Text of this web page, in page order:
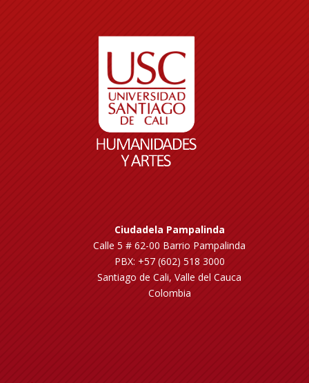
Ciudadela Pampalinda
Calle 5 # 62-00 Barrio Pampalinda
PBX: +57 (602) 518 3000
Santiago de Cali, Valle del Cauca
Colombia